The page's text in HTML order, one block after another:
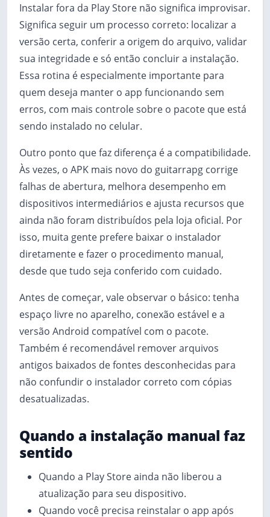
Instalar fora da Play Store não significa improvisar.
Significa seguir um processo correto: localizar a
versão certa, conferir a origem do arquivo, validar
sua integridade e só então concluir a instalação.
Essa rotina é especialmente importante para
quem deseja manter o app funcionando sem
erros, com mais controle sobre o pacote que está
sendo instalado no celular.
Outro ponto que faz diferença é a compatibilidade.
Às vezes, o APK mais novo do guitarrapg corrige
falhas de abertura, melhora desempenho em
dispositivos intermediários e ajusta recursos que
ainda não foram distribuídos pela loja oficial. Por
isso, muita gente prefere baixar o instalador
diretamente e fazer o procedimento manual,
desde que tudo seja conferido com cuidado.
Antes de começar, vale observar o básico: tenha
espaço livre no aparelho, conexão estável e a
versão Android compatível com o pacote.
Também é recomendável remover arquivos
antigos baixados de fontes desconhecidas para
não confundir o instalador correto com cópias
desatualizadas.
Quando a instalação manual faz
sentido
Quando a Play Store ainda não liberou a
atualização para seu dispositivo.
Quando você precisa reinstalar o app após